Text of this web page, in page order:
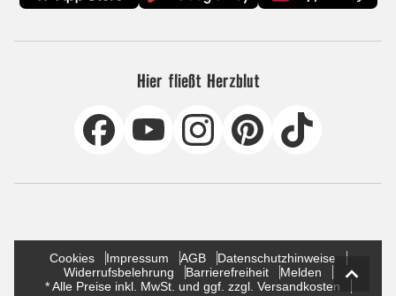
Hier fließt Herzblut
Cookies Impressum AGB
Datenschutzhinweise
Widerrufsbelehrung
Barrierefreiheit
Melden
* Alle Preise inkl. MwSt. und ggf. zzgl. Versandkosten